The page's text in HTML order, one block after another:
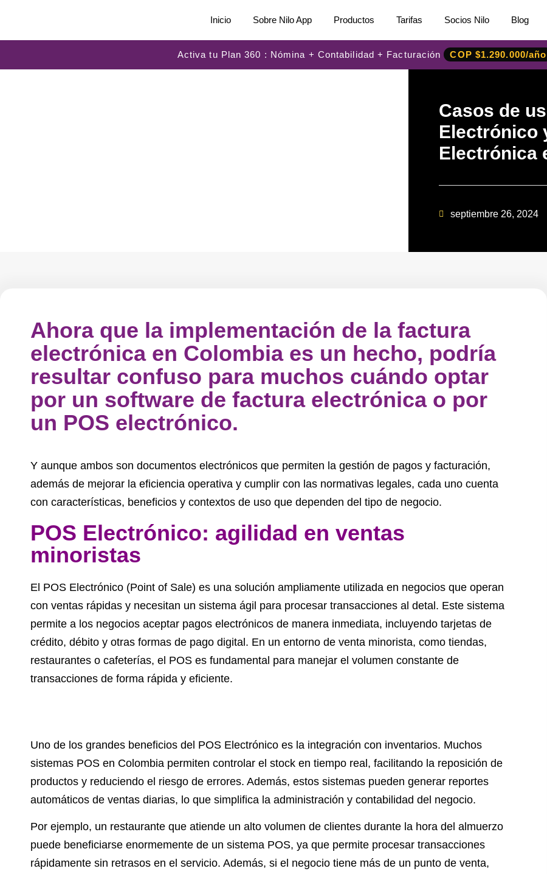
Inicio Sobre Nilo App Productos Tarifas Socios Nilo Blog
Activa tu Plan 360 : Nómina + Contabilidad + Facturación COP $1.290.000/año
Casos de
Electrónico
Electrónica
septiembre 26, 2024
Ahora que la implementación de la factura
electrónica en Colombia es un hecho, podría
resultar confuso para muchos cuándo optar
por un software de factura electrónica o por
un POS electrónico.
Y aunque ambos son documentos electrónicos que permiten la gestión de pagos y facturación,
además de mejorar la eficiencia operativa y cumplir con las normativas legales, cada uno cuenta
con características, beneficios y contextos de uso que dependen del tipo de negocio.
POS Electrónico: agilidad en ventas
minoristas
El POS Electrónico (Point of Sale) es una solución ampliamente utilizada en negocios que operan
con ventas rápidas y necesitan un sistema ágil para procesar transacciones al detal. Este sistema
permite a los negocios aceptar pagos electrónicos de manera inmediata, incluyendo tarjetas de
crédito, débito y otras formas de pago digital. En un entorno de venta minorista, como tiendas,
restaurantes o cafeterías, el POS es fundamental para manejar el volumen constante de
transacciones de forma rápida y eficiente.
Uno de los grandes beneficios del POS Electrónico es la integración con inventarios. Muchos
sistemas POS en Colombia permiten controlar el stock en tiempo real, facilitando la reposición de
productos y reduciendo el riesgo de errores. Además, estos sistemas pueden generar reportes
automáticos de ventas diarias, lo que simplifica la administración y contabilidad del negocio.
Por ejemplo, un restaurante que atiende un alto volumen de clientes durante la hora del almuerzo
puede beneficiarse enormemente de un sistema POS, ya que permite procesar transacciones
rápidamente sin retrasos en el servicio. Además, si el negocio tiene más de un punto de venta,